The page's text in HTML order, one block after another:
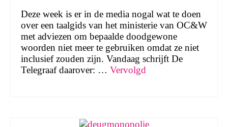
Deze week is er in de media nogal wat te doen
over een taalgids van het ministerie van OC&W
met adviezen om bepaalde doodgewone
woorden niet meer te gebruiken omdat ze niet
inclusief zouden zijn. Vandaag schrijft De
Telegraaf daarover: … Vervolgd